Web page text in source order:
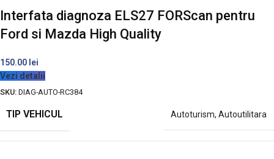
Interfata diagnoza ELS27 FORScan pentru
Ford si Mazda High Quality
150.00 lei
Vezi detalii
SKU: DIAG-AUTO-RC384
TIP VEHICUL Autoturism, Autoutilitara